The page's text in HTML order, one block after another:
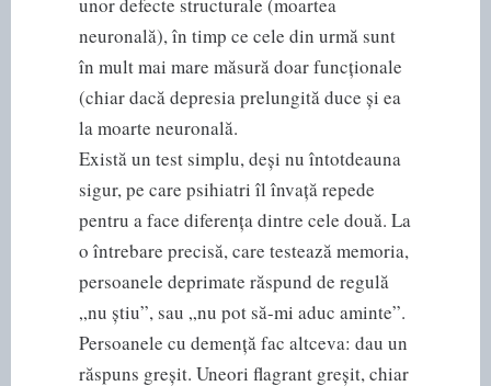
unor defecte structurale (moartea
neuronală), în timp ce cele din urmă sunt
în mult mai mare măsură doar funcționale
(chiar dacă depresia prelungită duce și ea
la moarte neuronală.
Există un test simplu, deși nu întotdeauna
sigur, pe care psihiatri îl învață repede
pentru a face diferența dintre cele două. La
o întrebare precisă, care testează memoria,
persoanele deprimate răspund de regulă
„nu știu”, sau „nu pot să-mi aduc aminte”.
Persoanele cu demență fac altceva: dau un
răspuns greșit. Uneori flagrant greșit, chiar